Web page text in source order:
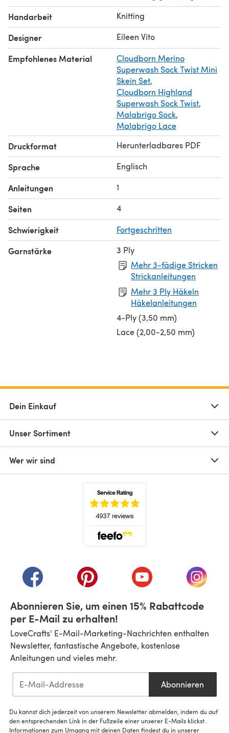
working your short rows.
Handarbeit Knitting
Designer Eileen Vito
Empfohlenes Material
Cloudborn Merino
Superwash Sock Twist Mini
Skein Set,
Cloudborn Highland
Superwash Sock Twist,
Malabrigo Sock,
Malabrigo Lace
Druckformat Herunterladbares PDF
Sprache Englisch
Anleitungen 1
Seiten 4
Schwierigkeit Fortgeschritten
Garnstärke
3 Ply
Mehr 3-fädige Stricken
Strickanleitungen
Mehr 3 Ply Häkeln
Häkelanleitungen
4-Ply (3,50 mm)
Lace (2,00-2,50 mm)
Dein Einkauf
Unser Sortiment
Wer wir sind
(öffnet sich in einem neuen Tab)
(öffnet sich in einem neuen Tab)
(öffnet sich in einem
(öffnet
Abonnieren Sie, um einen 15% Rabattcode
per E-Mail zu erhalten!
LoveCrafts' E-Mail-Marketing-Nachrichten enthalten
Newsletter, fantastische Angebote, kostenlose
Anleitungen und vieles mehr.
Abonnieren
Du kannst dich jederzeit von unserem Newsletter abmelden, indem du auf
den entsprechenden Link in der Fußzeile einer unserer E-Mails klickst.
Informationen zum Umgang mit deinen Daten findest du in unserer